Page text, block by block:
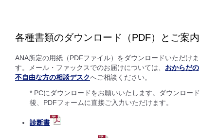
各種書類のダウンロード（PDF）とご案内
ANA所定の用紙（PDFファイル）をダウンロードいただけま
す。メール・ファックスでのお届けについては、 おからだの
不自由な方の相談デスクへご相談ください。
* PCにダウンロードをお願いいたします。ダウンロード
後、PDFフォームに直接ご入力いただけます。
診断書